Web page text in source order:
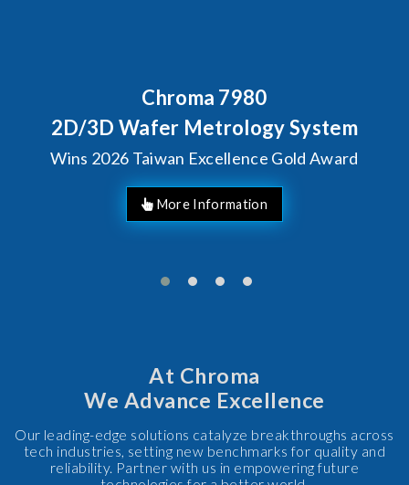
Behind Every Optics Breakthrough
Chroma's Reliability Test
Solutions for SiPh/PIC
Manufacturing
At Chroma
We Advance Excellence
Our leading-edge solutions catalyze breakthroughs across
tech industries, setting new benchmarks for quality and
reliability. Partner with us in empowering future